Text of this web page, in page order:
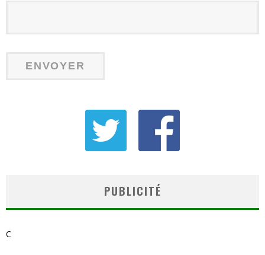
PUBLICITÉ
C